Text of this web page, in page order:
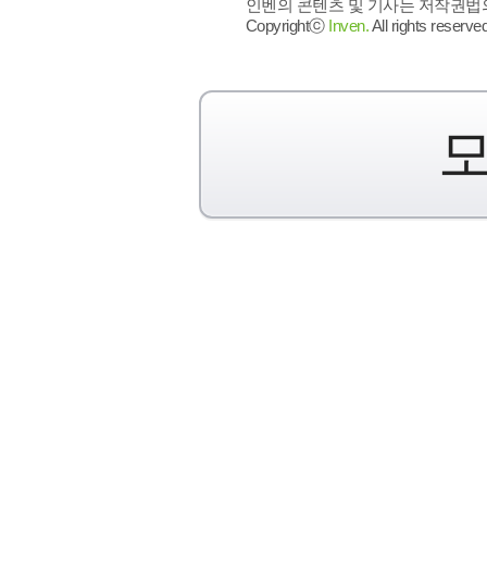
인벤의 콘텐츠 및 기사는 저작권
Copyrightⓒ Inven.All rights